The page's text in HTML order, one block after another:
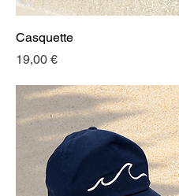
Casquette
Prix
19,00 €